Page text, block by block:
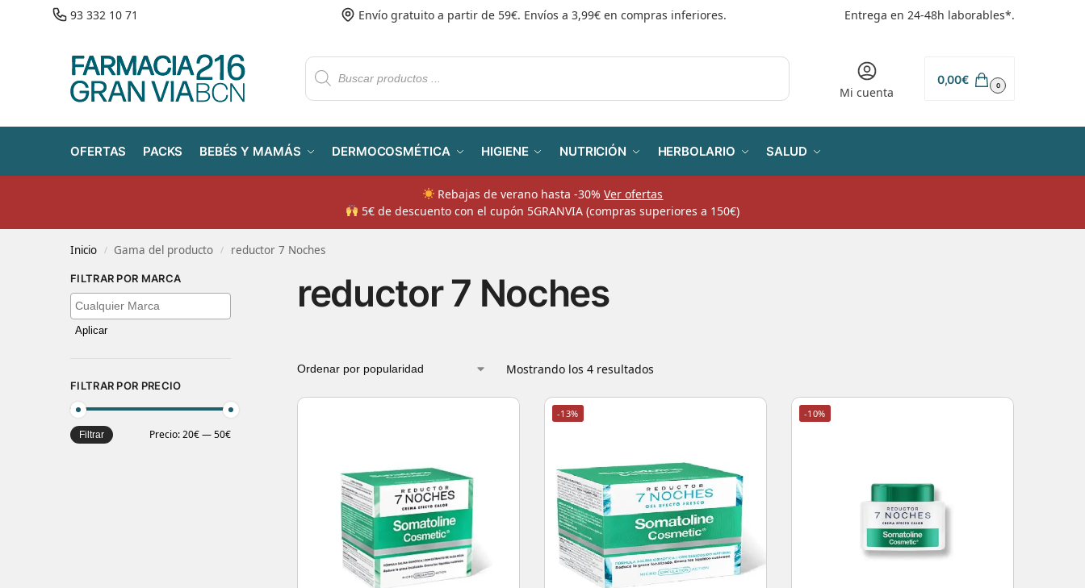
93 332 10 71 Envío gratuito a partir de 59€. Envíos a 3,99€ en compras inferiores. Entrega en 24-48h laborables*.
Mi cuenta
0,00€ 0
OFERTAS PACKS BEBÉS Y MAMÁS DERMOCOSMÉTICA HIGIENE NUTRICIÓN HERBOLARIO SALUD
Rebajas de verano hasta -30%Ver ofertas
​ 5€ de descuento con el cupón 5GRANVIA (compras superiores a 150€)
Inicio / Gama del producto / reductor 7 Noches
reductor 7 Noches
Mostrando los 4 resultados
-13% -10%
FILTRAR POR MARCA
Aplicar
FILTRAR POR PRECIO
Filtrar Precio:20€—50€